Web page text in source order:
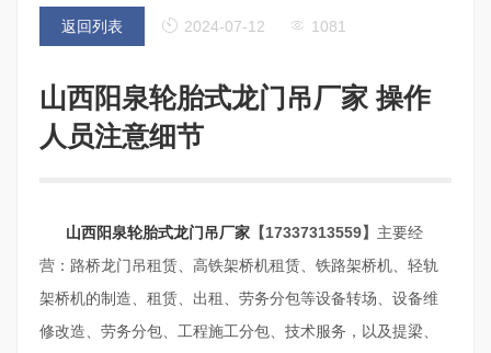
返回列表 2024-07-12 1081
山西阳泉轮胎式龙门吊厂家 操作
人员注意细节
山西阳泉轮胎式龙门吊厂家 【17337313559】 主要经
营：路桥龙门吊租赁、高铁架桥机租赁、铁路架桥机、轻轨
架桥机的制造、租赁、出租、劳务分包等设备转场、设备维
修改造、劳务分包、工程施工分包、技术服务，以及提梁、